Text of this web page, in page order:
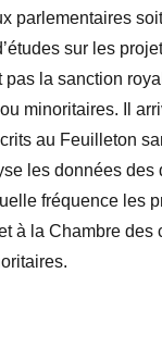
parlementaires
sur les
la sanction
minoritaires. Il
au Feuilleton
les données
fréquence les
à la Chambre des